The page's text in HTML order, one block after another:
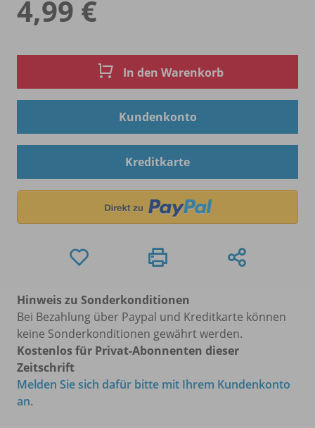
4,99 €
In den Warenkorb
Kundenkonto
Kreditkarte
Hinweis zu Sonderkonditionen
Bei Bezahlung über Paypal und Kreditkarte können
keine Sonderkonditionen gewährt werden.
Kostenlos für Privat-Abonnenten dieser
Zeitschrift
Melden Sie sich dafür bitte mit Ihrem Kundenkonto
an.